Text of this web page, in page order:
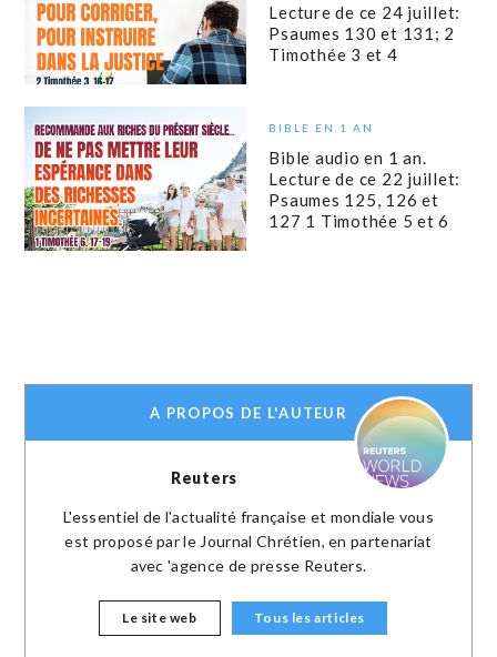
Lecture de ce 24 juillet:
Psaumes 130 et 131; 2
Timothée 3 et 4
BIBLE EN 1 AN
Bible audio en 1 an.
Lecture de ce 22 juillet:
Psaumes 125, 126 et
127 1 Timothée 5 et 6
A PROPOS DE L'AUTEUR
Reuters
L'essentiel de l'actualité française et mondiale vous
est proposé par le Journal Chrétien, en partenariat
avec 'agence de presse Reuters.
Le site web Tous les articles